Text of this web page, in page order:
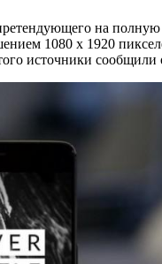
на
1080 x 1920
источники